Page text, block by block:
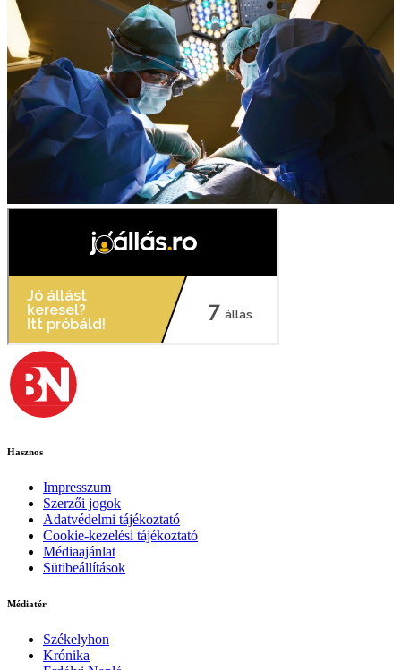
Hasznos
Impresszum
Szerzői jogok
Adatvédelmi tájékoztató
Cookie-kezelési tájékoztató
Médiaajánlat
Sütibeállítások
Médiatér
Székelyhon
Krónika